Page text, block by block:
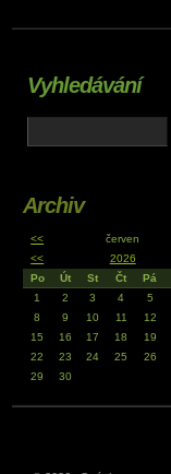
Vyhledávání
Archiv
<< červen
<<
2026
Po
Út St Čt Pá
1
2 3 4 5
8
9 10 11 12
15
16 17 18 19
22
23 24 25 26
29
30